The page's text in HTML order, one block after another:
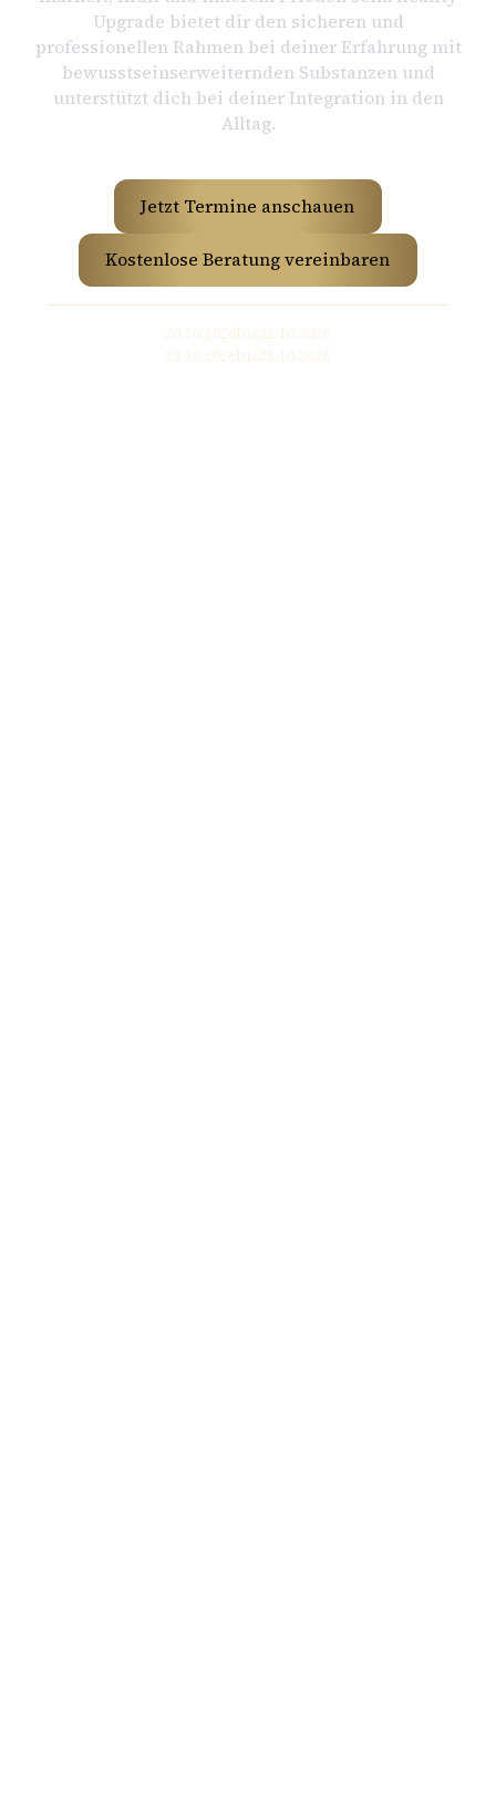
Upgrade bietet dir den sicheren und
professionellen Rahmen bei deiner Erfahrung mit
bewusstseinserweiternden Substanzen und
unterstützt dich bei deiner Integration in den
Alltag.
Jetzt Termine anschauen
Kostenlose Beratung vereinbaren
20.10.2026bis22.10.2026
23.10.2026bis25.10.2026